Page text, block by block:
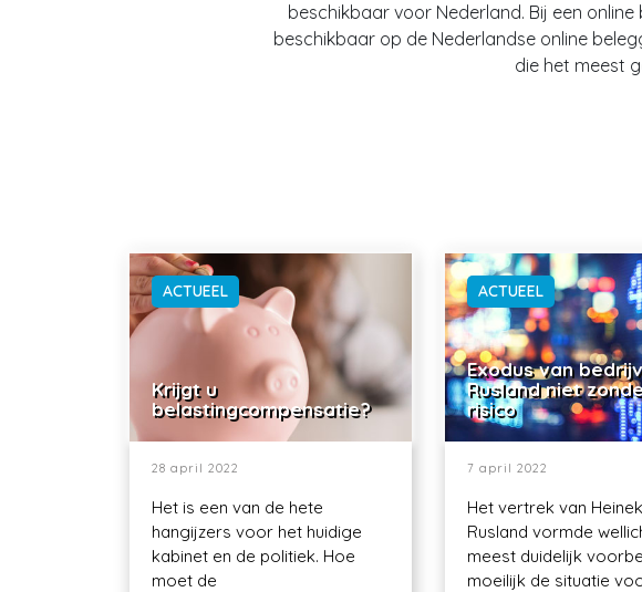
beschikbaar voor Nederland. Bij een
beschikbaar op de Nederlandse online
die het meest
ACTUEEL
Krijgt u
belastingcompensatie?
28 april 2022
Het is een van de hete
hangijzers voor het huidige
kabinet en de politiek. Hoe
moet de
ACTUEEL
Exodus van
Rusland niet
risico
7 april 2022
Het vertrek van
Rusland vormde
meest duidelijk
moeilijk de situatie